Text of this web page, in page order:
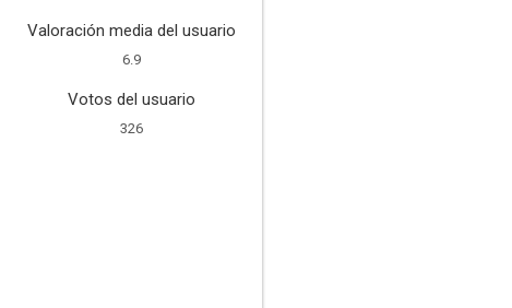
Valoración media del usuario
6.9
Votos del usuario
326